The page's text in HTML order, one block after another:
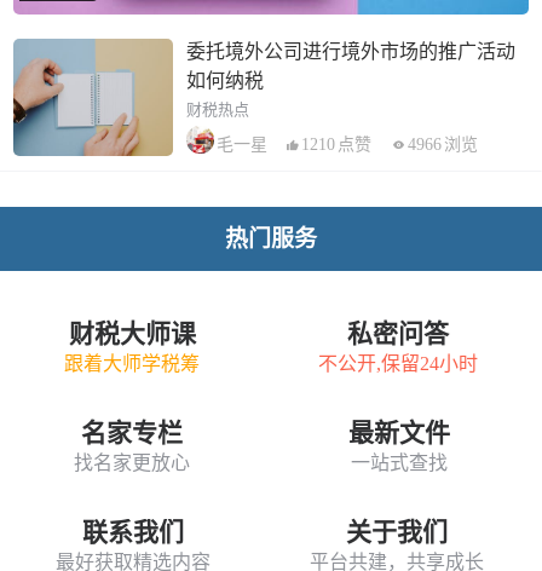
委托境外公司进行境外市场的推广活动
如何纳税
财税热点
毛一星
1210 点赞 4966 浏览
热门服务
财税大师课
跟着大师学税筹
私密问答
不公开,保留24小时
名家专栏
找名家更放心
最新文件
一站式查找
联系我们
最好获取精选内容
关于我们
平台共建，共享成长